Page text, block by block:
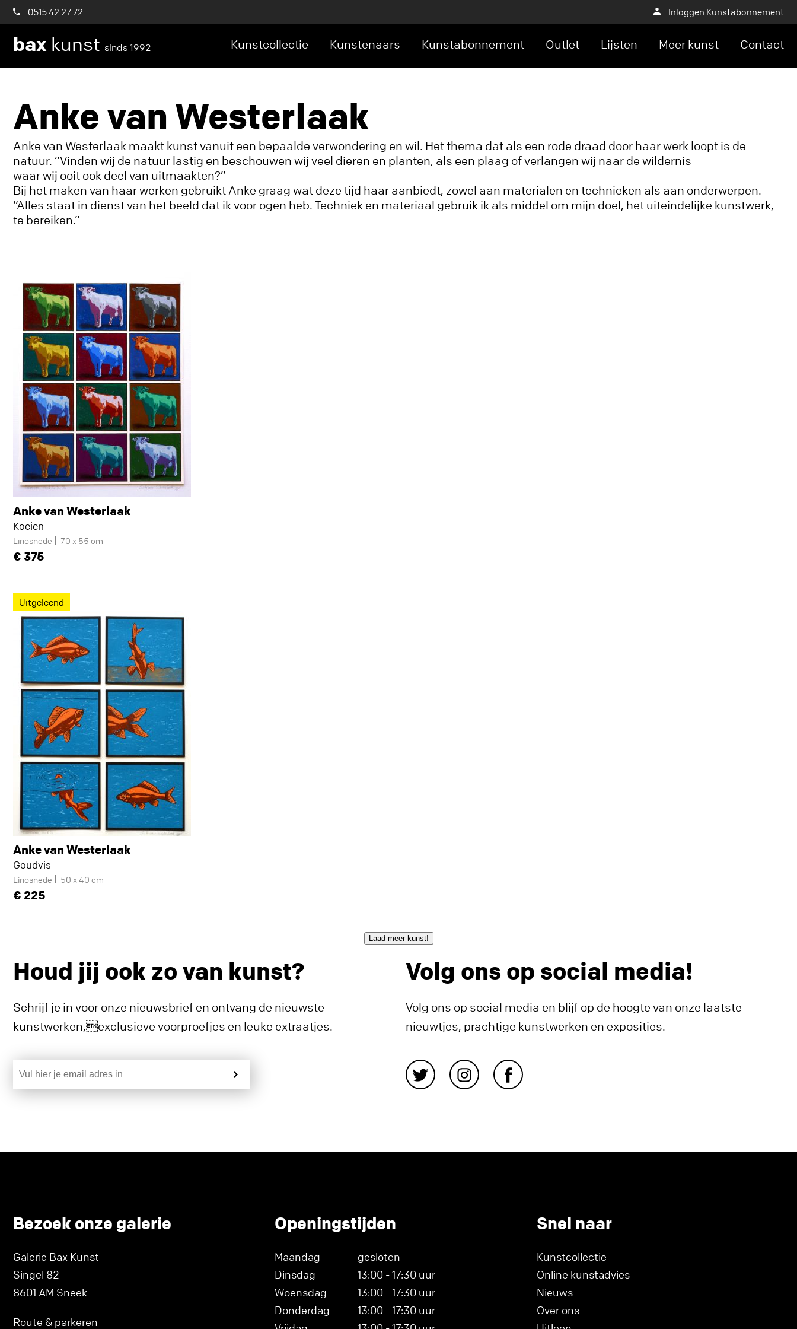
0515 42 27 72 Inloggen Kunstabonnement
bax kunst sinds 1992 Kunstcollectie Kunstenaars Kunstabonnement Outlet Lijsten Meer kunst Contact
Anke van Westerlaak
Anke van Westerlaak maakt kunst vanuit een bepaalde verwondering en wil. Het thema dat als een rode draad door haar werk loopt is de
natuur. “Vinden wij de natuur lastig en beschouwen wij veel dieren en planten, als een plaag of verlangen wij naar de wildernis
waar wij ooit ook deel van uitmaakten?”
Bij het maken van haar werken gebruikt Anke graag wat deze tijd haar aanbiedt, zowel aan materialen en technieken als aan onderwerpen.
“Alles staat in dienst van het beeld dat ik voor ogen heb. Techniek en materiaal gebruik ik als middel om mijn doel, het uiteindelijke kunstwerk,
te bereiken.”
Anke van Westerlaak
Koeien
Linosnede 70 x 55 cm
375
Uitgeleend
Anke van Westerlaak
Goudvis
Linosnede 50 x 40 cm
225
Laad meer kunst!
Houd jij ook zo van kunst?
Schrijf je in voor onze nieuwsbrief en ontvang de nieuwste
kunstwerken,exclusieve voorproefjes en leuke extraatjes.
Volg ons op social media!
Volg ons op social media en blijf op de hoogte van onze laatste
nieuwtjes, prachtige kunstwerken en exposities.
Bezoek onze galerie
Galerie Bax Kunst
Singel 82
8601 AM Sneek
Route & parkeren
Openingstijden
Maandag
gesloten
Dinsdag
13:00 - 17:30 uur
Woensdag
13:00 - 17:30 uur
Donderdag
13:00 - 17:30 uur
Snel naar
Kunstcollectie
Online kunstadvies
Nieuws
Over ons